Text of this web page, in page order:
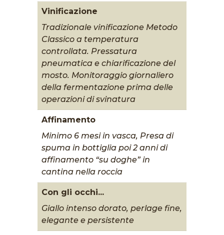
Vinificazione
Tradizionale vinificazione Metodo
Classico a temperatura
controllata. Pressatura
pneumatica e chiarificazione del
mosto. Monitoraggio giornaliero
della fermentazione prima delle
operazioni di svinatura
Affinamento
Minimo 6 mesi in vasca, Presa di
spuma in bottiglia poi 2 anni di
affinamento “su doghe” in
cantina nella roccia
Con gli occhi...
Giallo intenso dorato, perlage fine,
elegante e persistente